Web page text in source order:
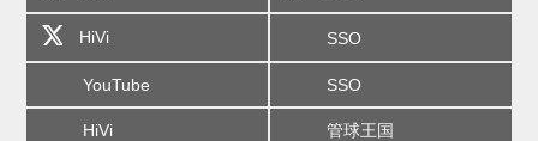
HiVi SSO
YouTube SSO
HiVi 管球王国